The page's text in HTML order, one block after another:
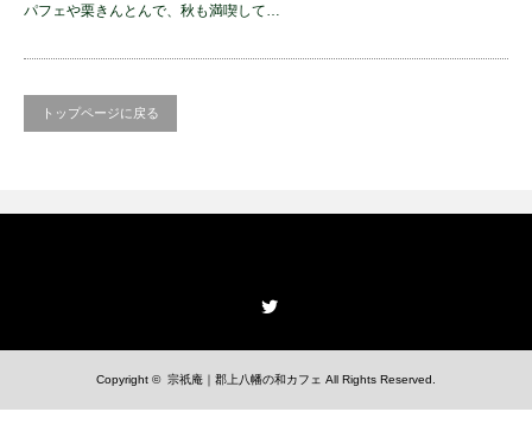
パフェや栗きんとんで、秋も満喫して…
トップページに戻る
Copyright © 宗祇庵｜郡上八幡の和カフェ All Rights Reserved.